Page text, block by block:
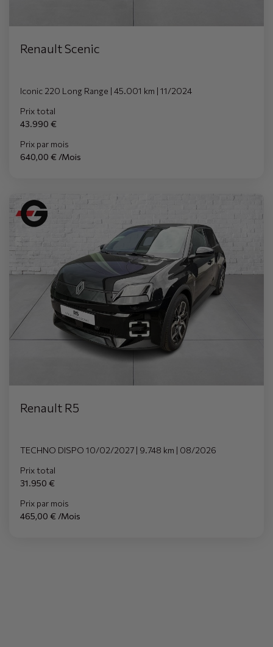
Renault Scenic
Iconic 220 Long Range | 45.001 km | 11/2024
Prix total
43.990 €
Prix par mois
640,00 € /Mois
Renault R5
TECHNO DISPO 10/02/2027 | 9.748 km | 08/2026
Prix total
31.950 €
Prix par mois
465,00 € /Mois